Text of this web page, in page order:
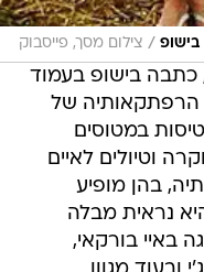
בישופ / צילום מסך, פייסבוק
בישופ בעמוד
הרפתקאותיה של
במטוסים
וטיולים לאיים
בהן מופיע
נראית מבלה
באיי בורקאי,